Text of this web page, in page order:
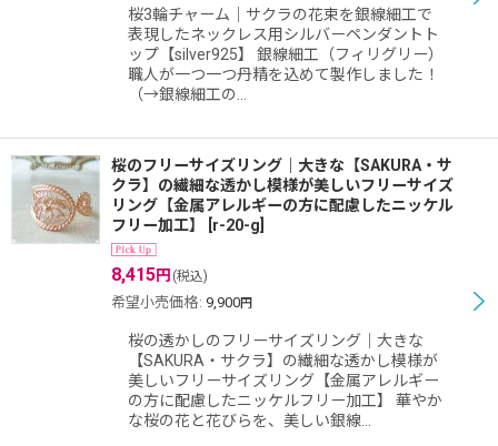
桜3輪チャーム｜サクラの花束を銀線細工で
表現したネックレス用シルバーペンダントト
ップ【silver925】 銀線細工（フィリグリー）
職人が一つ一つ丹精を込めて製作しました！
（→銀線細工の…
桜のフリーサイズリング｜大きな【SAKURA・サ
クラ】の繊細な透かし模様が美しいフリーサイズ
リング【金属アレルギーの方に配慮したニッケル
フリー加工】
r-20-g
8,415円 (税込)
希望小売価格: 9,900円
桜の透かしのフリーサイズリング｜大きな
【SAKURA・サクラ】の繊細な透かし模様が
美しいフリーサイズリング【金属アレルギー
の方に配慮したニッケルフリー加工】 華やか
な桜の花と花びらを、美しい銀線…